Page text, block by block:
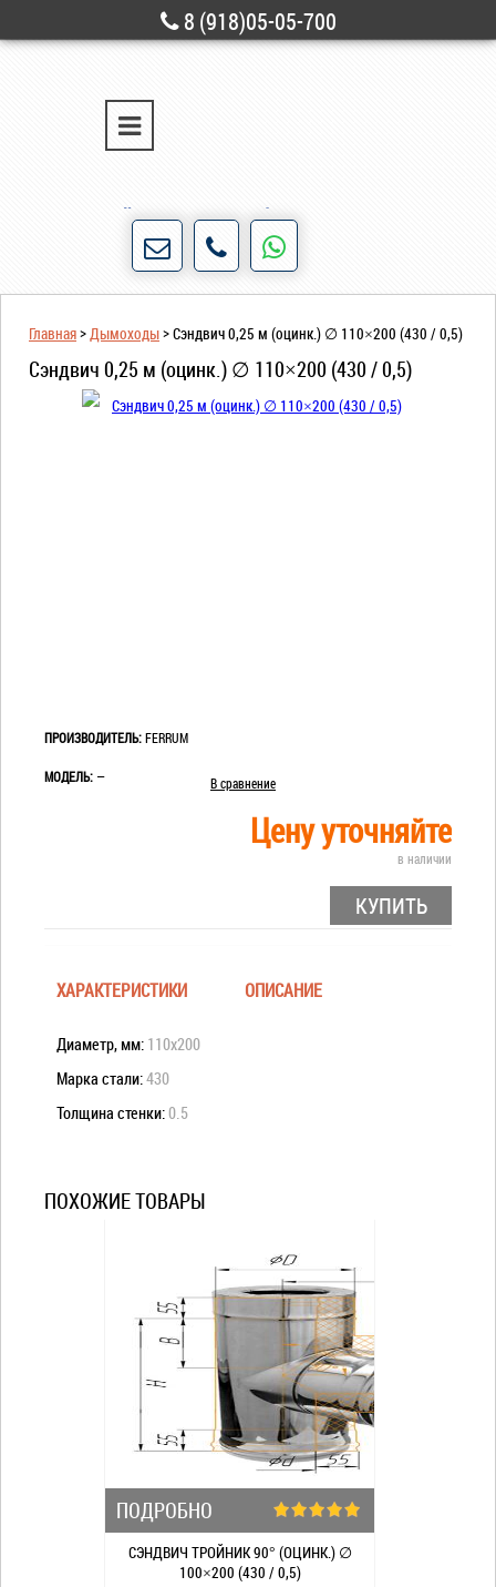
8 (918)05-05-700
г. Новороссийск ул. Свободы, д. 28
Порядочность и честность для нас не пустые
Главная>Дымоходы>Сэндвич 0,25 м (оцинк.) ∅ 110×200 (430 / 0,5)
Сэндвич 0,25 м (оцинк.) ∅ 110×200 (430 / 0,5)
ПРОИЗВОДИТЕЛЬ: FERRUM
МОДЕЛЬ: — В сравнение
Цену уточняйте
в наличии
КУПИТЬ
ХАРАКТЕРИСТИКИ
Диаметр, мм: 110х200
Марка стали:430
Толщина стенки:0.5
ОПИСАНИЕ
ПОХОЖИЕ ТОВАРЫ
ПОДРОБНО
СЭНДВИЧ ТРОЙНИК 90° (ОЦИНК.) ∅
100×200 (430 / 0,5)